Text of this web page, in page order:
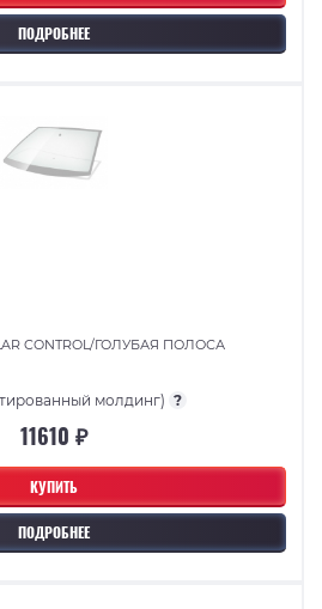
ПОДРОБНЕЕ
КУПИТЬ
ПОДРОБНЕЕ
CONTROL/ГОЛУБАЯ ПОЛОСА
молдинг) ?
11610 ₽